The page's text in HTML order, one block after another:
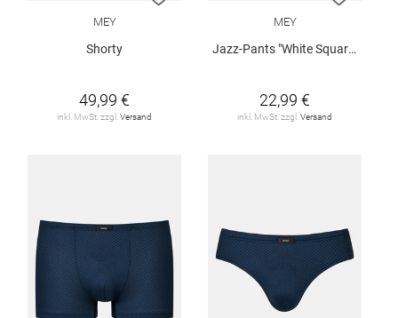
MEY
Shorty
49,99 €
inkl. MwSt. zzgl. Versand
MEY
Jazz-Pants "White Squares"
22,99 €
inkl. MwSt. zzgl. Versand